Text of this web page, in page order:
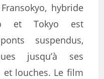
hybride
et Tokyo est
suspendus,
jusqu’à ses
louches. Le film